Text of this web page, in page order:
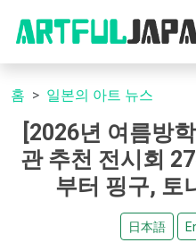
홈 일본의 아트 뉴스
[2026년 여름방
관 추천 전시회
부터 핑구, 토
日本語